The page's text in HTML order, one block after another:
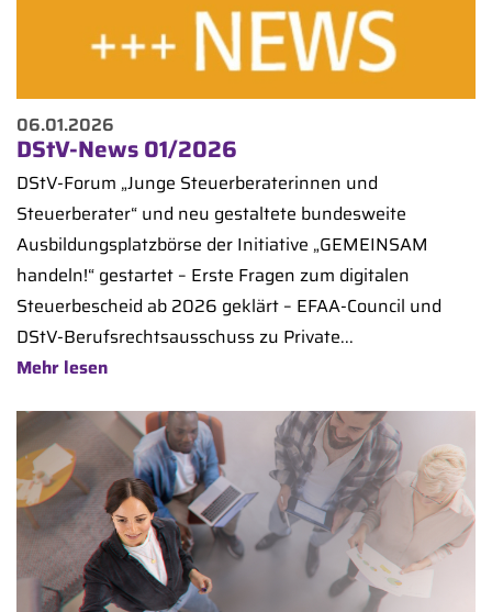
06.01.2026
DStV-News 01/2026
DStV-Forum „Junge Steuerberaterinnen und
Steuerberater“ und neu gestaltete bundesweite
Ausbildungsplatzbörse der Initiative „GEMEINSAM
handeln!“ gestartet – Erste Fragen zum digitalen
Steuerbescheid ab 2026 geklärt – EFAA-Council und
DStV-Berufsrechtsausschuss zu Private...
Mehr lesen